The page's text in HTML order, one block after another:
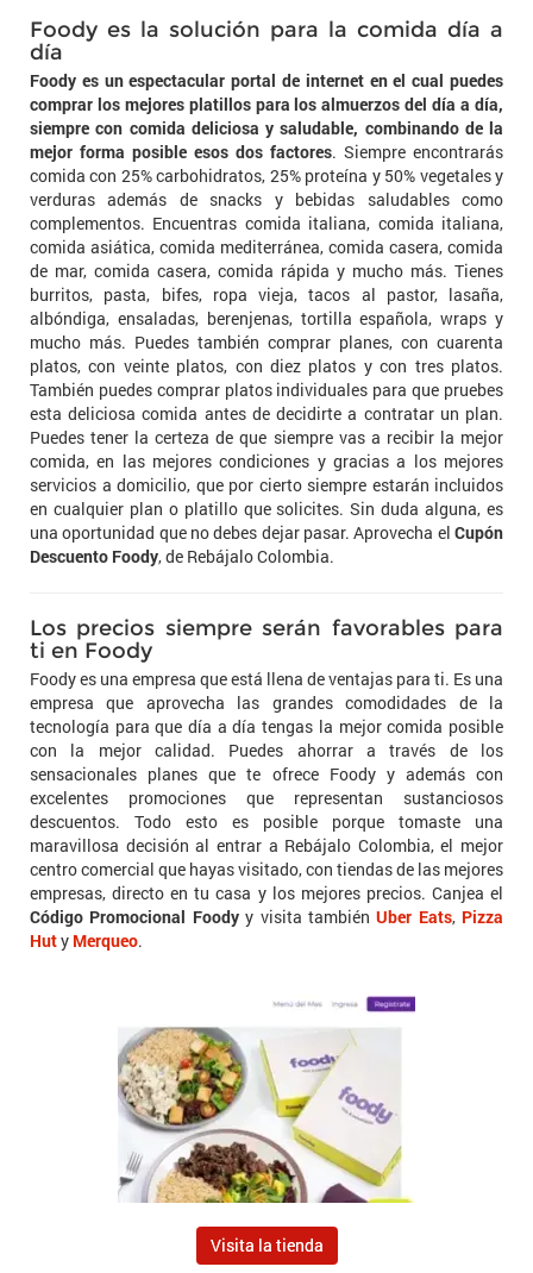
Foody es la solución para la comida día a
día
Foody es un espectacular portal de internet en el cual puedes
comprar los mejores platillos para los almuerzos del día a día,
siempre con comida deliciosa y saludable, combinando de la
mejor forma posible esos dos factores. Siempre encontrarás
comida con 25% carbohidratos, 25% proteína y 50% vegetales y
verduras además de snacks y bebidas saludables como
complementos. Encuentras comida italiana, comida italiana,
comida asiática, comida mediterránea, comida casera, comida
de mar, comida casera, comida rápida y mucho más. Tienes
burritos, pasta, bifes, ropa vieja, tacos al pastor, lasaña,
albóndiga, ensaladas, berenjenas, tortilla española, wraps y
mucho más. Puedes también comprar planes, con cuarenta
platos, con veinte platos, con diez platos y con tres platos.
También puedes comprar platos individuales para que pruebes
esta deliciosa comida antes de decidirte a contratar un plan.
Puedes tener la certeza de que siempre vas a recibir la mejor
comida, en las mejores condiciones y gracias a los mejores
servicios a domicilio, que por cierto siempre estarán incluidos
en cualquier plan o platillo que solicites. Sin duda alguna, es
una oportunidad que no debes dejar pasar. Aprovecha el Cupón
Descuento Foody, de Rebájalo Colombia.
Los precios siempre serán favorables para
ti en Foody
Foody es una empresa que está llena de ventajas para ti. Es una
empresa que aprovecha las grandes comodidades de la
tecnología para que día a día tengas la mejor comida posible
con la mejor calidad. Puedes ahorrar a través de los
sensacionales planes que te ofrece Foody y además con
excelentes promociones que representan sustanciosos
descuentos. Todo esto es posible porque tomaste una
maravillosa decisión al entrar a Rebájalo Colombia, el mejor
centro comercial que hayas visitado, con tiendas de las mejores
empresas, directo en tu casa y los mejores precios. Canjea el
Código Promocional Foodyy visita tambiénUber Eats, Pizza
Huty Merqueo.
Visita la tienda